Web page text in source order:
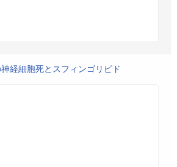
経細胞死とスフィンゴリピド